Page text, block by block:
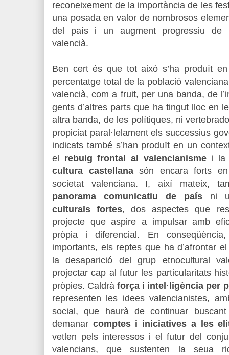
reconeixement de la importància de les
una posada en valor de nombrosos
del país i un augment progressiu de
valencià.
Ben cert és que tot això s’ha produït
percentatge total de la població
valencià, com a fruit, per una banda, de
gents d’altres parts que ha tingut lloc en
altra banda, de les polítiques, ni
propiciat paral·lelament els successius
indicats també s’han produït en un
el rebuig frontal al valencianismei
cultura castellanasón encara forts en
societat valenciana. I, així mateix,
panorama comunicatiu de país ni
culturals fortes, dos aspectes que
projecte que aspire a impulsar amb
pròpia i diferencial. En
importants, els reptes que ha d’afrontar
la desaparició del grup etnocultural
projectar cap al futur les particularitats
pròpies. Caldrà força i intel·ligència per
representen les idees valencianistes,
social, que haurà de continuar
demanar comptes i iniciatives a les
vetlen pels interessos i el futur del
valencians, que sustenten la seua